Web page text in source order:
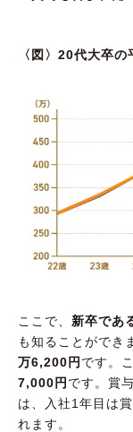
〈図〉20代大卒の
ここで、 新卒であ
も知ることができ
万6,200円 です。
7,000円 です。賞
は、入社1年目は
れます。